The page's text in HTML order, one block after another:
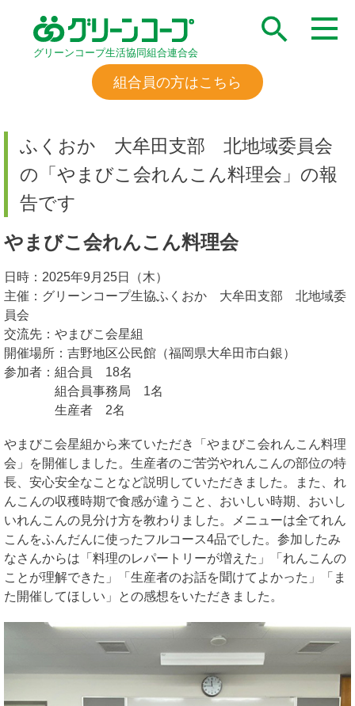
グリーンコープ生活協同組合連合会
組合員の方はこちら
ふくおか 大牟田支部 北地域委員会
の「やまびこ会れんこん料理会」の報
告です
やまびこ会れんこん料理会
日時：2025年9月25日（木）
主催：グリーンコープ生協ふくおか 大牟田支部 北地域委
員会
交流先：やまびこ会星組
開催場所：吉野地区公民館（福岡県大牟田市白銀）
参加者：組合員 18名
組合員事務局 1名
生産者 2名
やまびこ会星組から来ていただき「やまびこ会れんこん料理
会」を開催しました。生産者のご苦労やれんこんの部位の特
長、安心安全なことなど説明していただきました。また、れ
んこんの収穫時期で食感が違うこと、おいしい時期、おいし
いれんこんの見分け方を教わりました。メニューは全てれん
こんをふんだんに使ったフルコース4品でした。参加したみ
なさんからは「料理のレパートリーが増えた」「れんこんの
ことが理解できた」「生産者のお話を聞けてよかった」「ま
た開催してほしい」との感想をいただきました。